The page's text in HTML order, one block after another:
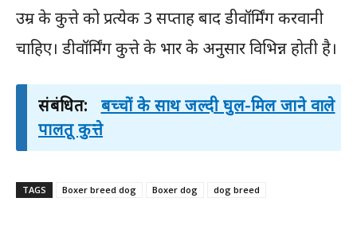
उम्र के कुत्ते को प्रत्येक 3 सप्ताह बाद डीवॉर्मिंग करवानी
चाहिए। डीवॉर्मिंग कुत्ते के भार के अनुसार विभिन्न होती है।
संबंधित:
बच्चों के साथ जल्दी घुल-मिल जाने वाले
पालतू कुत्ते
TAGS Boxer breed dog Boxer dog dog breed